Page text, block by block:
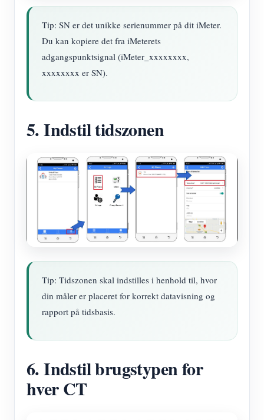
Tip: SN er det unikke serienummer på dit iMeter.
Du kan kopiere det fra iMeterets
adgangspunktsignal (iMeter_xxxxxxxx,
xxxxxxxx er SN).
5. Indstil tidszonen
Tip: Tidszonen skal indstilles i henhold til, hvor
din måler er placeret for korrekt datavisning og
rapport på tidsbasis.
6. Indstil brugstypen for
hver CT